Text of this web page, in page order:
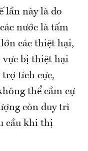
lần này là do
nước là tấm
các thiệt hại,
vực bị thiệt hại
trợ tích cực,
thể cầm cự
còn duy trì
cầu khi thị